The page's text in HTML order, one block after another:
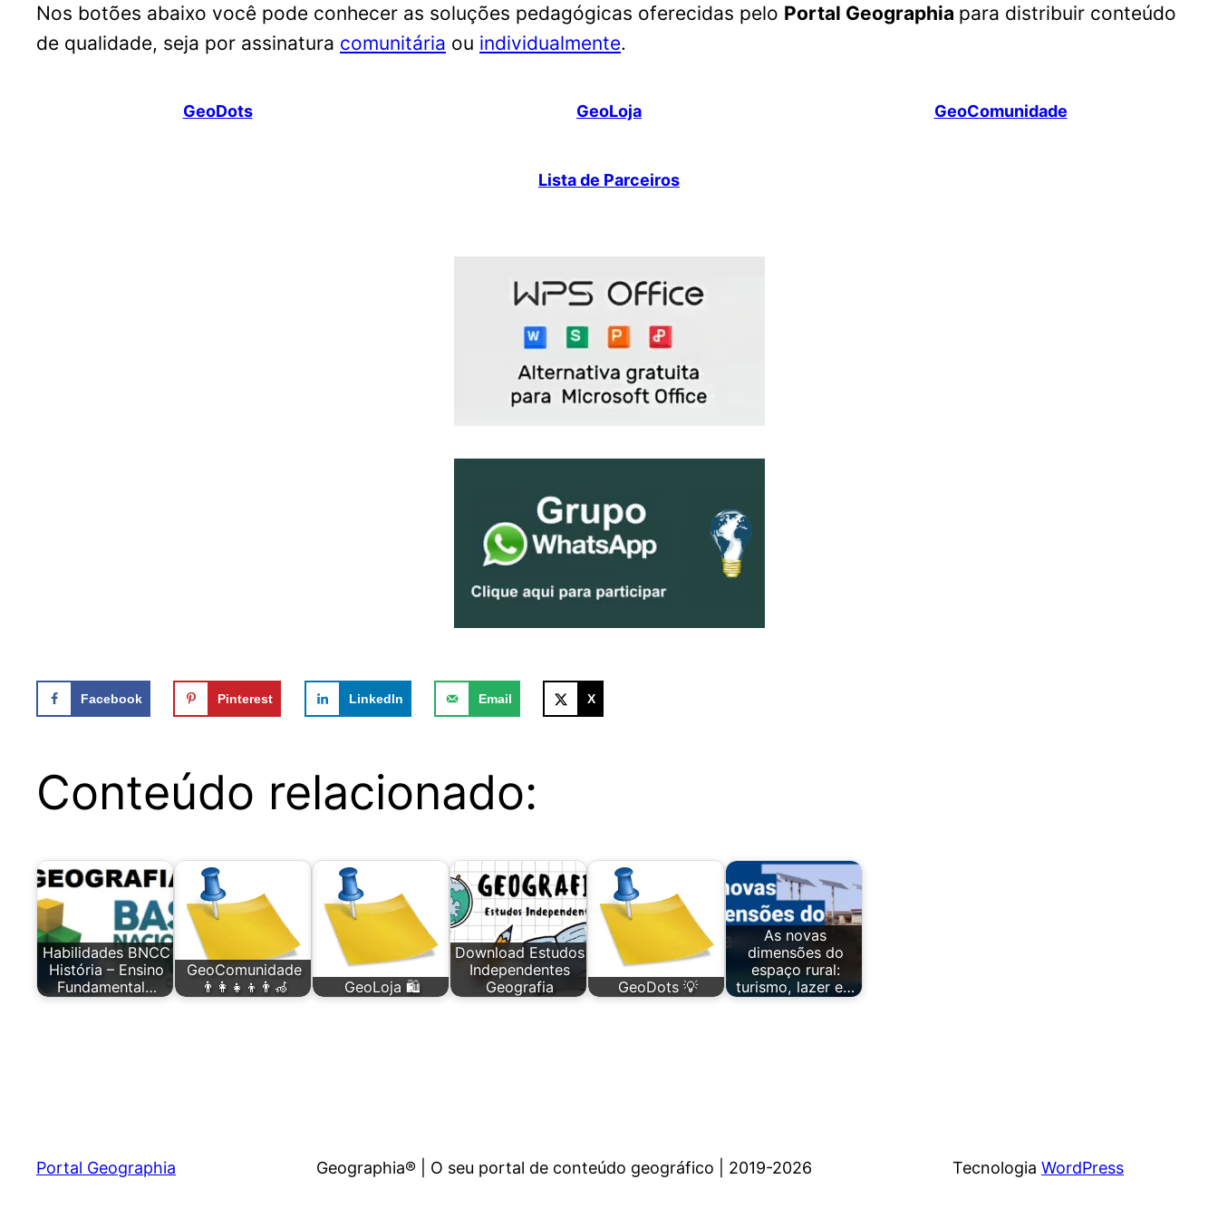
Nos botões abaixo você pode conhecer as soluções pedagógicas oferecidas pelo Portal Geographia para distribuir conteúdo
de qualidade, seja por assinatura comunitária ou individualmente.
GeoDots GeoLoja GeoComunidade
Lista de Parceiros
Facebook Pinterest LinkedIn Email X
Conteúdo relacionado:
Habilidades BNCC
História – Ensino
Fundamental…
GeoComunidade
👨‍👩‍👧‍👦👨‍🦽
GeoLoja 🛍️
Download Estudos
Independentes
Geografia
GeoDots 💡
As novas
dimensões do
espaço rural:
turismo, lazer e…
Portal Geographia Geographia® | O seu portal de conteúdo geográfico | 2019-2026 Tecnologia WordPress